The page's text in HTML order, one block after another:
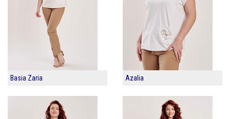
Basia Zaria Azalia